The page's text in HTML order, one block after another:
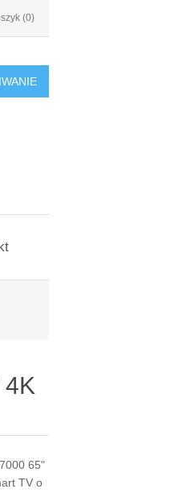
(0)
65"
TV o